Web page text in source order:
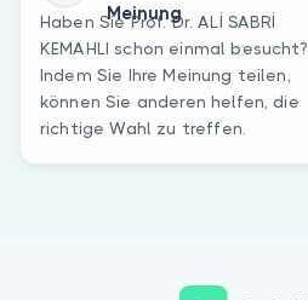
Meinung
Haben Sie Prof. Dr. ALİ SABRİ
KEMAHLI schon einmal besucht?
Indem Sie Ihre Meinung teilen,
können Sie anderen helfen, die
richtige Wahl zu treffen.